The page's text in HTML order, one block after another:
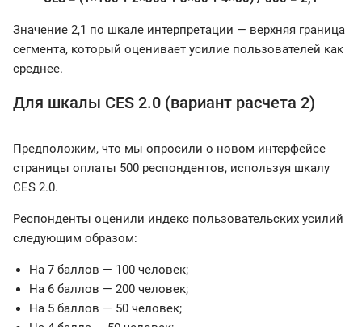
Значение 2,1 по шкале интерпретации — верхняя граница
сегмента, который оценивает усилие пользователей как
среднее.
Для шкалы CES 2.0 (вариант расчета 2)
Предположим, что мы опросили о новом интерфейсе
страницы оплаты 500 респондентов, используя шкалу
CES 2.0.
Респонденты оценили индекс пользовательских усилий
следующим образом:
На 7 баллов — 100 человек;
На 6 баллов — 200 человек;
На 5 баллов — 50 человек;